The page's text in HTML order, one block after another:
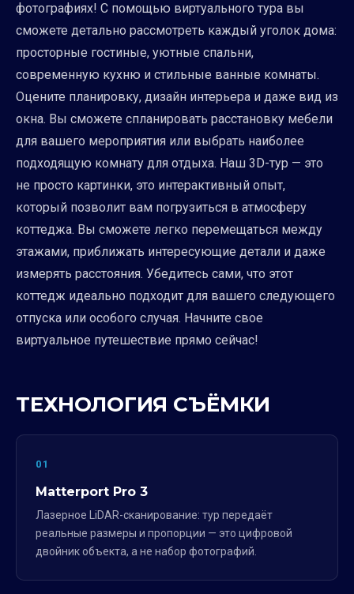
фотографиях! С помощью виртуального тура вы
сможете детально рассмотреть каждый уголок дома:
просторные гостиные, уютные спальни,
современную кухню и стильные ванные комнаты.
Оцените планировку, дизайн интерьера и даже вид из
окна. Вы сможете спланировать расстановку мебели
для вашего мероприятия или выбрать наиболее
подходящую комнату для отдыха. Наш 3D-тур — это
не просто картинки, это интерактивный опыт,
который позволит вам погрузиться в атмосферу
коттеджа. Вы сможете легко перемещаться между
этажами, приближать интересующие детали и даже
измерять расстояния. Убедитесь сами, что этот
коттедж идеально подходит для вашего следующего
отпуска или особого случая. Начните свое
виртуальное путешествие прямо сейчас!
ТЕХНОЛОГИЯ СЪЁМКИ
01
Matterport Pro 3
Лазерное LiDAR-сканирование: тур передаёт
реальные размеры и пропорции — это цифровой
двойник объекта, а не набор фотографий.